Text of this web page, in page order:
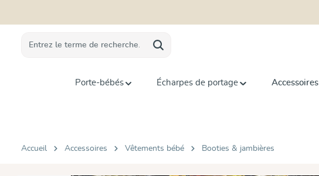
Porte-bébés Écharpes de portage Accessoires
Accueil Accessoires Vêtements bébé Booties & jambières